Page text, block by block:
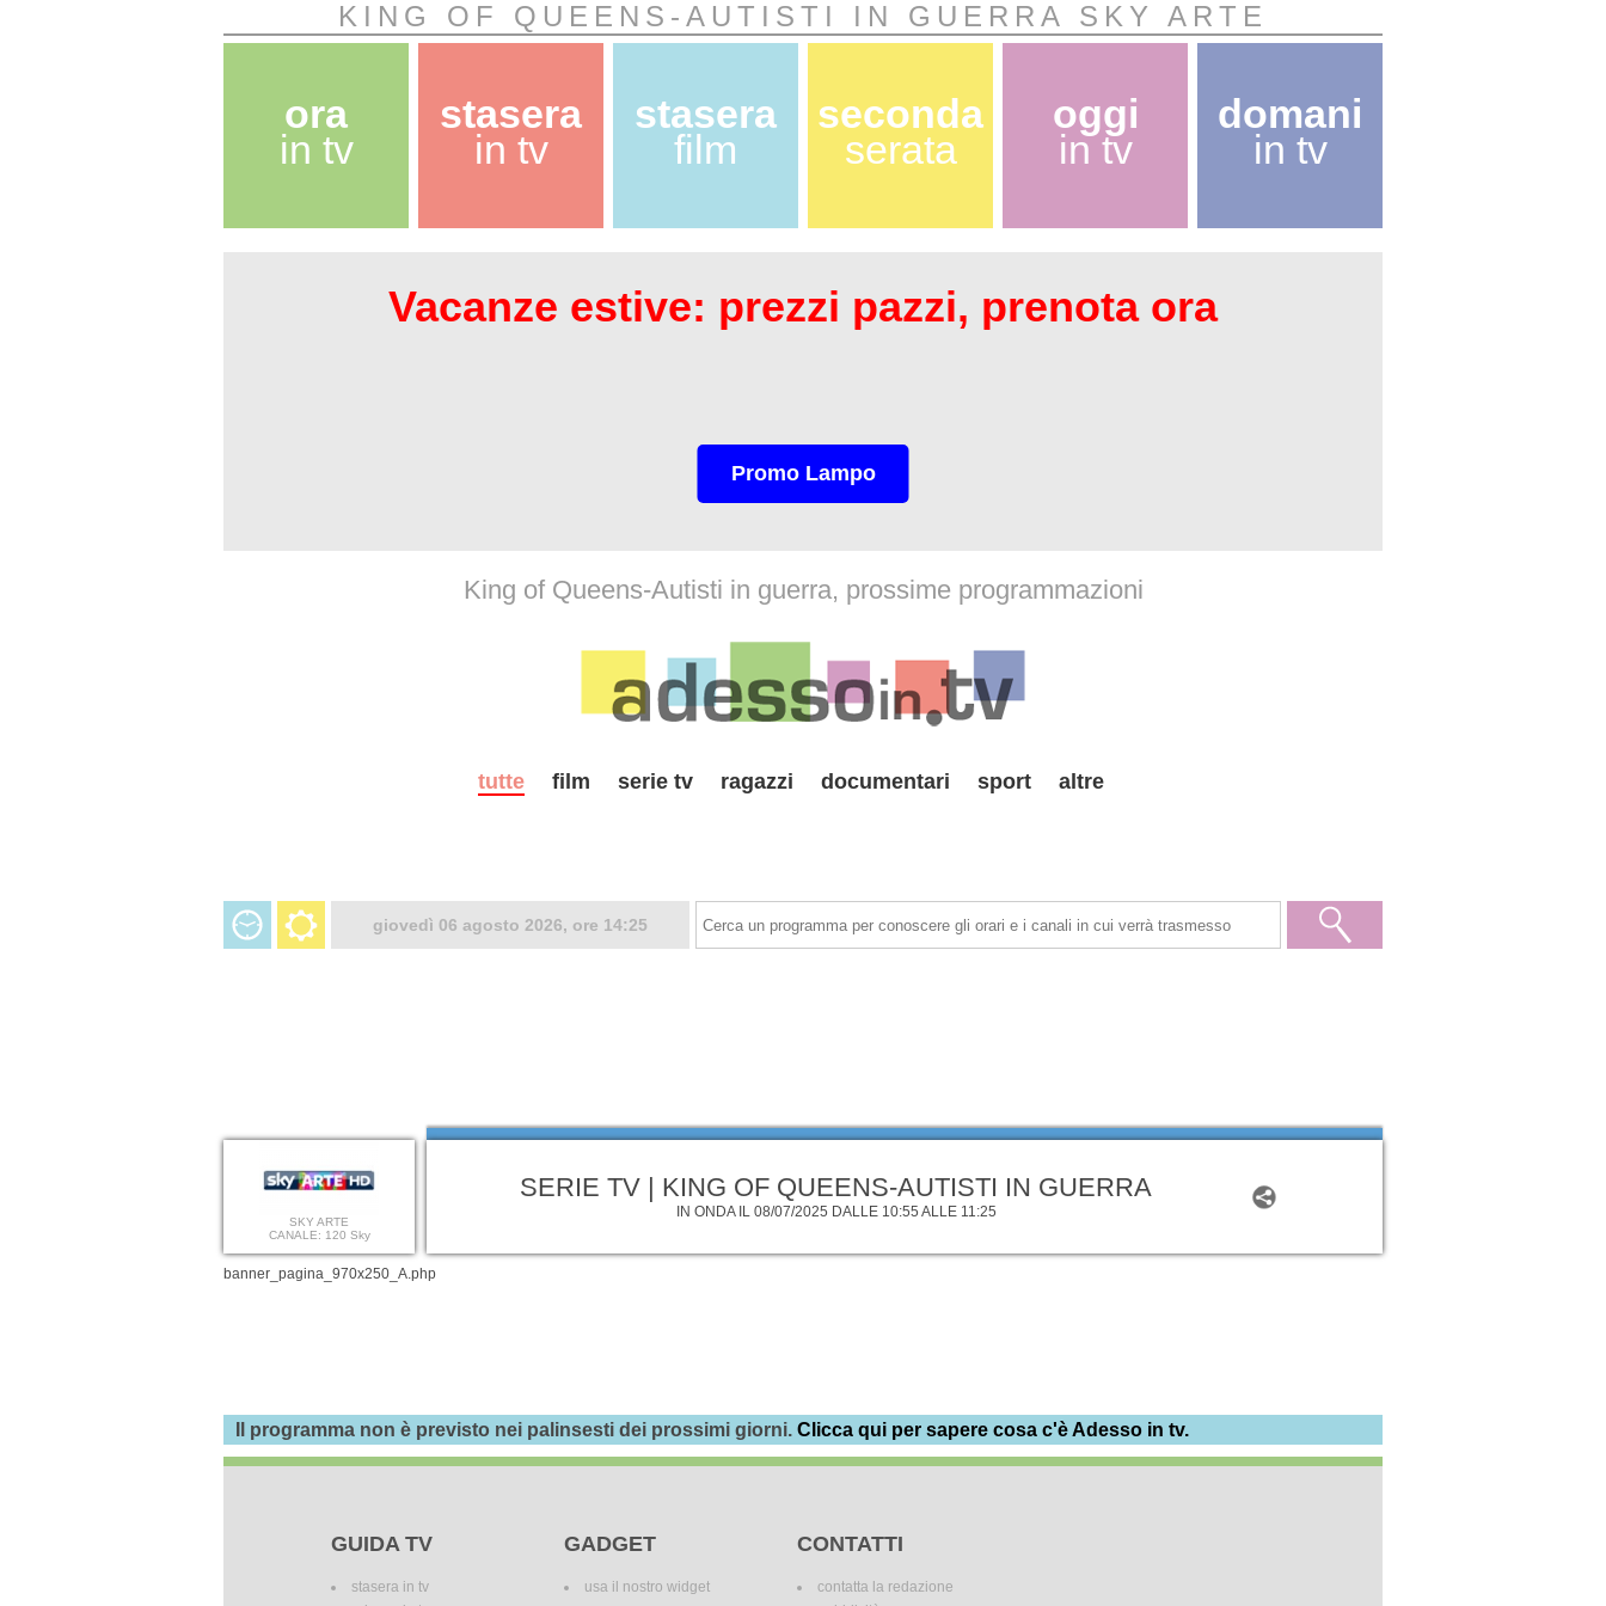
KING OF QUEENS-AUTISTI IN GUERRA SKY ARTE
ora
in tv
stasera
in tv
stasera
film
seconda
serata
oggi
in tv
domani
in tv
Vacanze estive: prezzi pazzi, prenota ora
Promo Lampo
King of Queens-Autisti in guerra, prossime programmazioni
tutte film serie tv ragazzi documentari sport altre
giovedì 06 agosto 2026, ore 14:25
SKY ARTE
CANALE: 120 Sky
SERIE TV | KING OF QUEENS-AUTISTI IN GUERRA
IN ONDA IL 08/07/2025 DALLE 10:55 ALLE 11:25
banner_pagina_970x250_A.php
Il programma non è previsto nei palinsesti dei prossimi giorni. Clicca qui per sapere cosa c'è Adesso in tv.
GUIDA TV
stasera in tv
GADGET
usa il nostro widget
CONTATTI
contatta la redazione